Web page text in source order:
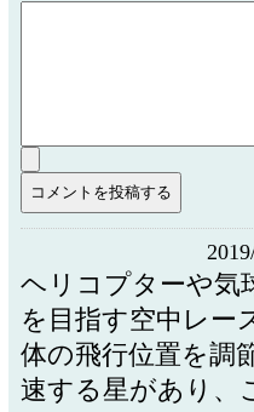
ヘリコプターや気
を目指す空中レー
体の飛行位置を調
速する星があり、